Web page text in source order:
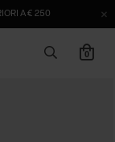
A € 250
0